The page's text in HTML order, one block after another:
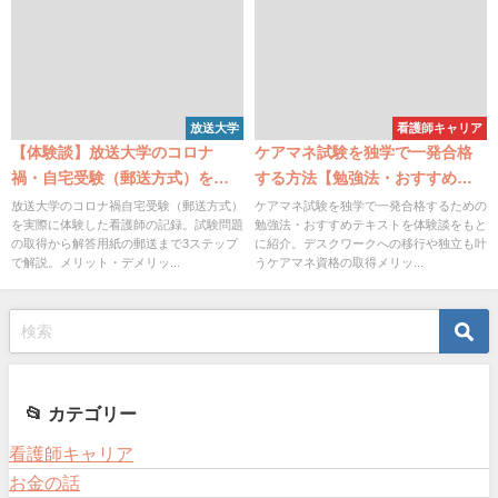
放送大学
【体験談】放送大学のコロナ
禍・自宅受験（郵送方式）を実
際に受けてみた記録
放送大学のコロナ禍自宅受験（郵送方式）
を実際に体験した看護師の記録。試験問題
の取得から解答用紙の郵送まで3ステップ
で解説。メリット・デメリッ...
看護師キャリア
ケアマネ試験を独学で一発合格
する方法【勉強法・おすすめテ
キスト・取得メリットも解説】
ケアマネ試験を独学で一発合格するための
勉強法・おすすめテキストを体験談をもと
に紹介。デスクワークへの移行や独立も叶
うケアマネ資格の取得メリッ...
📂 カテゴリー
看護師キャリア
お金の話